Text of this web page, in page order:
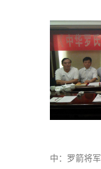
中：罗箭将军